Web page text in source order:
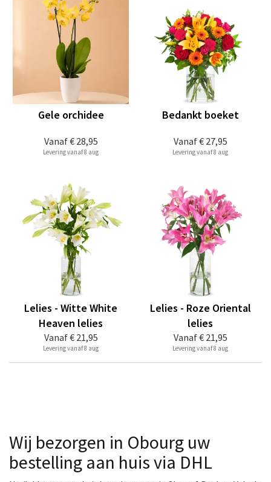
Vanaf€ 28,95
Gele orchidee
Levering vanaf 8 aug
Vanaf€ 27,95
Bedankt boeket
Levering vanaf 8 aug
Vanaf€ 21,95
Lelies - Witte White
Heaven lelies
Levering vanaf 8 aug
Vanaf€ 21,95
Lelies - Roze Oriental
lelies
Levering vanaf 8 aug
Wij bezorgen in Obourg uw
bestelling aan huis via DHL